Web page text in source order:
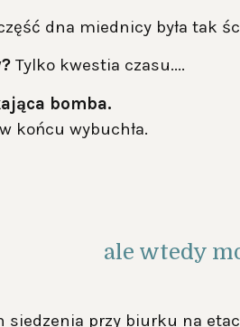
dna miednicy była tak
Tylko kwestia czasu....
bomba.
końcu wybuchła.
ale wtedy
siedzenia przy biurku na